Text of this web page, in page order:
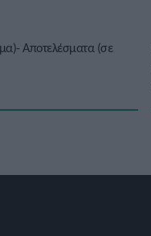
Αποτελέσματα (σε